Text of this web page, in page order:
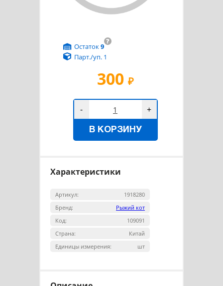
300 ₽
?
Остаток9
Парт./уп. 1
- +
В КОРЗИНУ
Характеристики
Артикул:
1918280
Бренд:
Рыжий кот
Код:
109091
Страна:
Китай
Единицы измерения:
шт